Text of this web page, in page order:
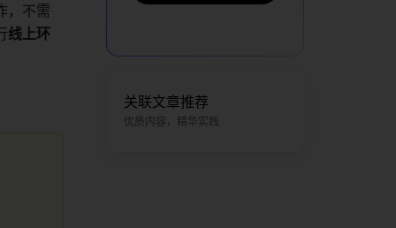
，不需
线上环
关联文章推荐
优质内容，精华实践